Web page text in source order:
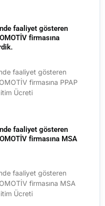
faaliyet gösteren
firmasına
faaliyet gösteren
firmasına PPAP
Ücreti
faaliyet gösteren
firmasına MSA
faaliyet gösteren
firmasına MSA
Ücreti